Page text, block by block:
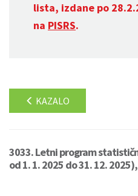
lista, izdane po
na PISRS.
KAZALO
3033. Letni program
od 1. 1. 2025 do 31. 12.